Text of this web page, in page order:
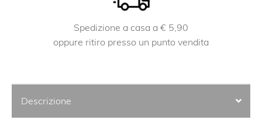
Spedizione a casa a € 5,90
oppure ritiro presso un punto vendita
Descrizione